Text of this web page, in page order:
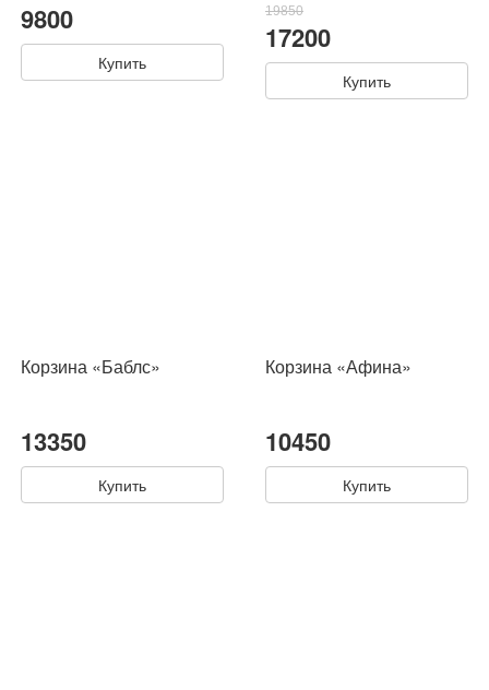
9800
Купить
19850
17200
Купить
Корзина «Баблс»
13350
Купить
Корзина «Афина»
10450
Купить